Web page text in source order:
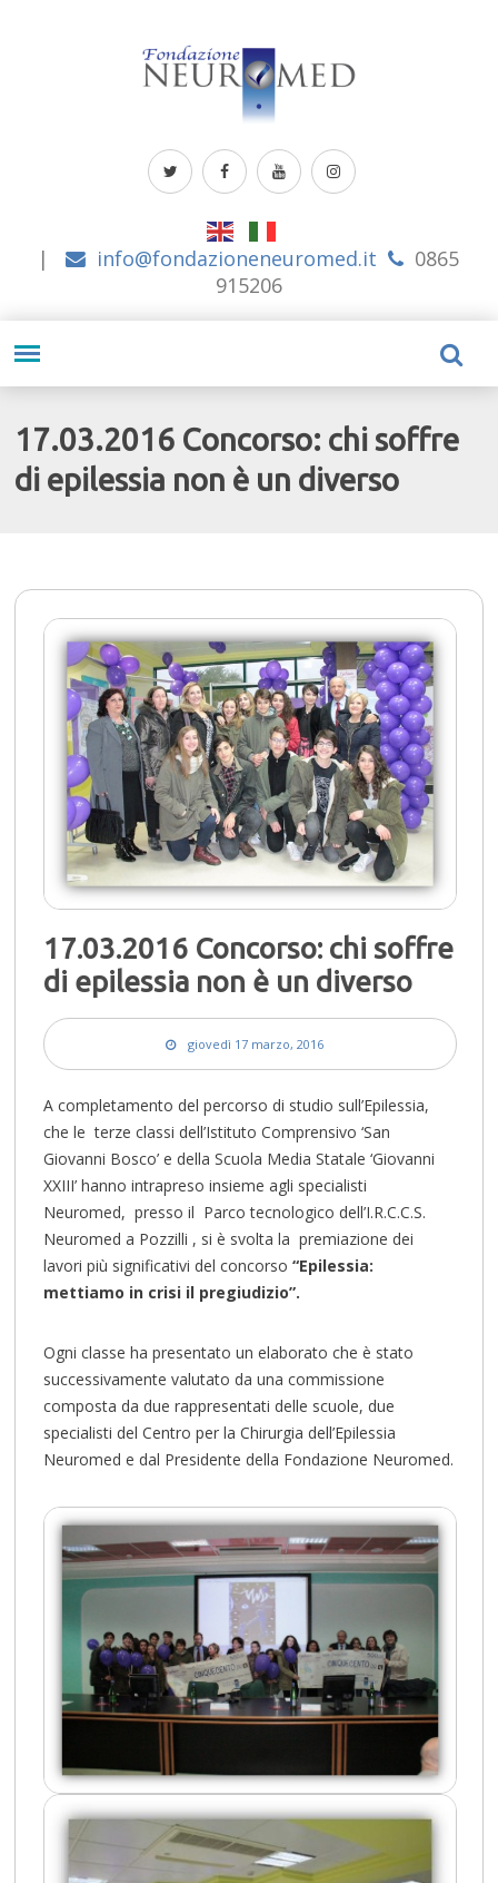
| info@fondazioneneuromed.it
0865
915206
17.03.2016 Concorso: chi soffre
di epilessia non è un diverso
17.03.2016 Concorso: chi soffre
di epilessia non è un diverso
giovedì 17 marzo, 2016
A completamento del percorso di studio sull’Epilessia,
che le terze classi dell’Istituto Comprensivo ‘San
Giovanni Bosco’ e della Scuola Media Statale ‘Giovanni
XXIII’ hanno intrapreso insieme agli specialisti
Neuromed, presso il Parco tecnologico dell’I.R.C.C.S.
Neuromed a Pozzilli , si è svolta la premiazione dei
lavori più significativi del concorso“Epilessia:
mettiamo in crisi il pregiudizio”.
Ogni classe ha presentato un elaborato che è stato
successivamente valutato da una commissione
composta da due rappresentati delle scuole, due
specialisti del Centro per la Chirurgia dell’Epilessia
Neuromed e dal Presidente della Fondazione Neuromed.